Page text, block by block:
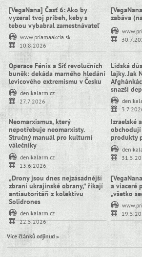
[VegaNana] Časť 6: Ako by
vyzeral tvoj príbeh, keby s
tebou vybabral zamestnávateľ
www.priamaakcia.sk
10.8.2026
zabáva
Operace Fénix a Síť revolučních
buněk: dekáda marného hledání
levicového extremismu v Česku
denikalarm.cz
27.7.2026
Lidská
lajky. Jak
snazší
Neomarxismus, který
nepotřebuje neomarxisty.
Stručný manuál pro kulturní
válečníky
denikalarm.cz
13.6.2026
Izraelské
obchodují
produkty
„Drony jsou dnes nejzásadnější
zbraní ukrajinské obrany,“ říkají
antiautoritáři z kolektivu
Solidrones
denikalarm.cz
22.5.2026
a viaceré
„všetko
Více článků odjinud »